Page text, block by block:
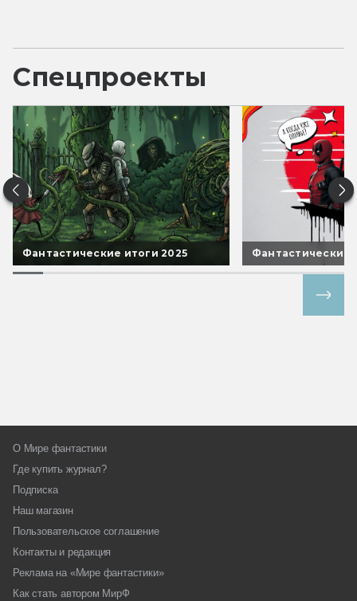
Спецпроекты
Фантастические итоги 2025 Фантастические
О Мире фантастики
Где купить журнал?
Подписка
Наш магазин
Пользовательское соглашение
Контакты и редакция
Реклама на «Мире фантастики»
Как стать автором МирФ